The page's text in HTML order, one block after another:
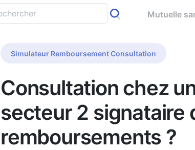
Mutuelle
Simulateur Remboursement Consultation
Consultation chez
secteur 2 signataire
remboursements ?